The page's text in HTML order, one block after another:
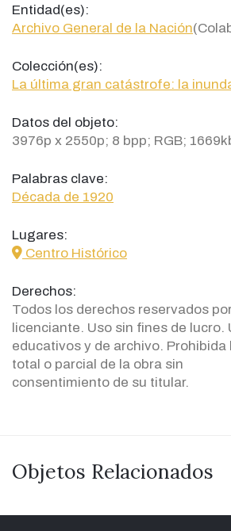
Entidad(es):
Archivo General de la Nación
Colección(es):
La última gran catástrofe: la
Datos del objeto:
3976p x 2550p; 8 bpp; RGB;
Palabras clave:
Década de 1920
Lugares:
icon
Centro Histórico
Derechos:
Todos los derechos reservados
licenciante. Uso sin fines de lucro.
educativos y de archivo. Prohibida
total o parcial de la obra sin
consentimiento de su titular.
Objetos Relacionados